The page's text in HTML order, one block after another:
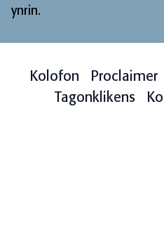
ynrin.
Kolofon Proclaimer
Tagonklikens